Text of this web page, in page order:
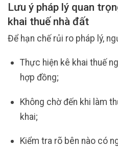
Lưu ý pháp lý quan
khai thuế nhà đất
Để hạn chế rủi ro pháp lý,
Thực hiện kê khai thuế
hợp đồng;
Không chờ đến khi làm
khai;
Kiểm tra rõ bên nào có